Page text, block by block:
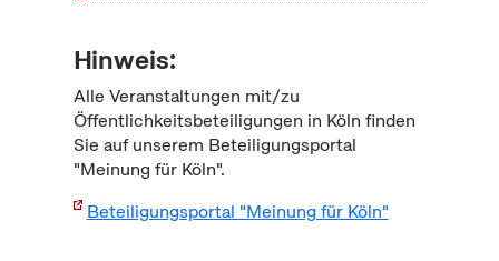
Hinweis:
Alle Veranstaltungen mit/zu
Öffentlichkeitsbeteiligungen in Köln finden
Sie auf unserem Beteiligungsportal
"Meinung für Köln".
Beteiligungsportal "Meinung für Köln"